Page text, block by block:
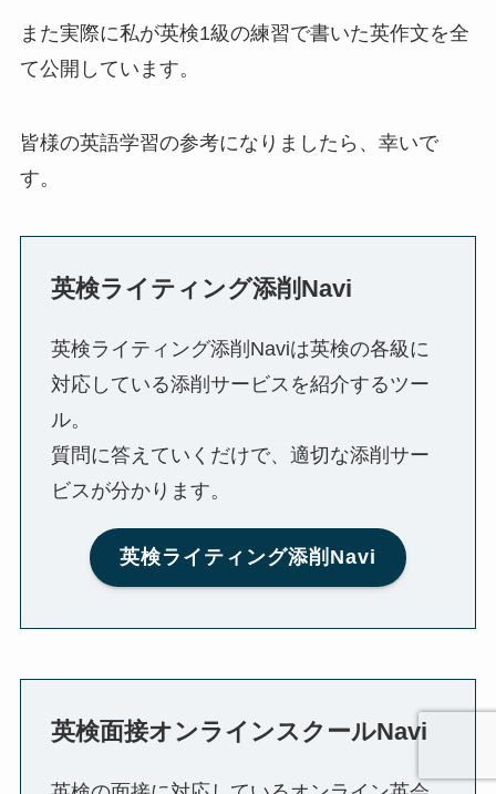
また実際に私が英検1級の練習で書いた英作文を全
て公開しています。
皆様の英語学習の参考になりましたら、幸いで
す。
英検ライティング添削Navi
英検ライティング添削Naviは英検の各級に
対応している添削サービスを紹介するツー
ル。
質問に答えていくだけで、適切な添削サー
ビスが分かります。
英検ライティング添削Navi
英検面接オンラインスクールNavi